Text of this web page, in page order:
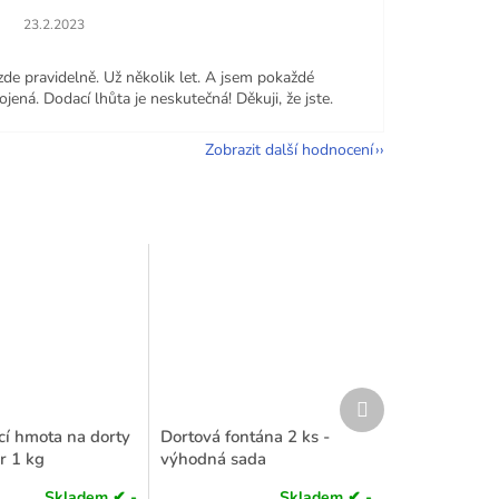
hmota na dorty
1 kg
Dortová fontána 2 ks -
výhodná sada
Další
produkt
Hodnocení obchodu je 5 z 5 hvězdiček.
23.2.2023
pravidelně. Už několik let. A jsem pokaždé
Dodací lhůta je neskutečná! Děkuji, že jste.
Zobrazit další hodnocení